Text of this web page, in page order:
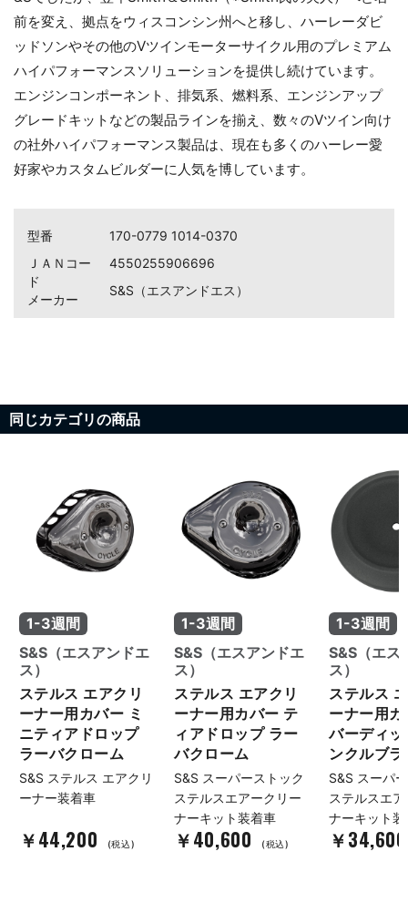
前を変え、拠点をウィスコンシン州へと移し、ハーレーダビ
ッドソンやその他のVツインモーターサイクル用のプレミアム
ハイパフォーマンスソリューションを提供し続けています。
エンジンコンポーネント、排気系、燃料系、エンジンアップ
グレードキットなどの製品ラインを揃え、数々のVツイン向け
の社外ハイパフォーマンス製品は、現在も多くのハーレー愛
好家やカスタムビルダーに人気を博しています。
型番
170-0779 1014-0370
ＪＡＮコー
ド
4550255906696
メーカー
S&S（エスアンドエス）
お買い物を続ける カートへ進む
同じカテゴリの商品
1-3週間
S&S（エスアンドエ
ス）
ステルス エアクリ
ーナー用カバー ミ
ニティアドロップ
ラーバクローム
S&S ステルス エアクリ
ーナー装着車
￥44,200 (税込)
1-3週間
S&S（エスアンドエ
ス）
ステルス エアクリ
ーナー用カバー テ
ィアドロップ ラー
バクローム
S&S スーパーストック
ステルスエアークリー
ナーキット装着車
￥40,600 (税込)
1-3週間
S&S（エス
ス）
ステルス
ーナー用
バーディ
ンクルブ
S&S スーパ
ステルスエ
ナーキット
￥